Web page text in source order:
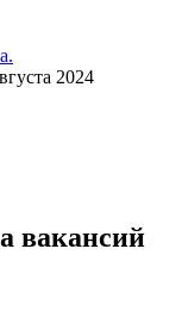
2024
вакансий